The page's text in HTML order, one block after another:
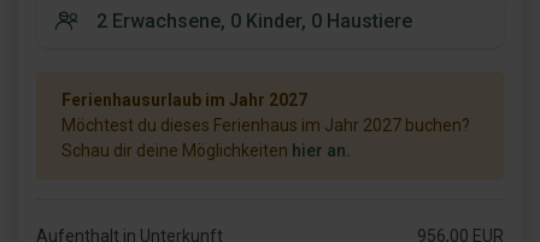
Ferienhausurlaub im Jahr 2027
Möchtest du dieses Ferienhaus im Jahr 2027 buchen?
Schau dir deine Möglichkeiten hier an.
Aufenthalt in Unterkunft 956,00 EUR